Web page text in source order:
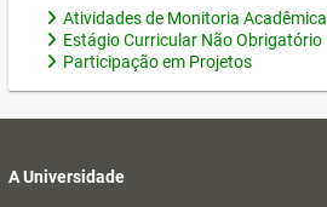
Atividades de Monitoria Acadêmica
Estágio Curricular Não Obrigatório
Participação em Projetos
A Universidade